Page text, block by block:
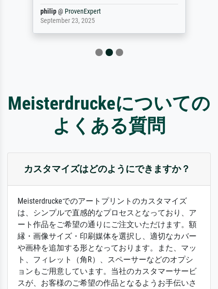
philip@ ProvenExpert
September 23, 2025
Meisterdruckeについての
よくある質問
カスタマイズはどのようにできますか？
Meisterdruckeでのアートプリントのカスタマイズ
は、シンプルで直感的なプロセスとなっており、ア
ート作品をご希望の通りにご注文いただけます。額
縁・画像サイズ・印刷媒体を選択し、適切なカバー
や画枠を追加する形となっております。また、マッ
ト、フィレット（角R）、スペーサーなどのオプシ
ョンもご用意しています。当社のカスタマーサービ
スが、お客様のご希望の作品となるようお手伝いさ